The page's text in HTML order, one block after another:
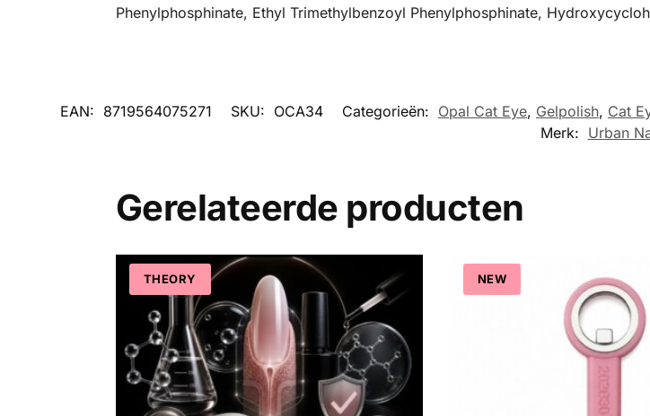
Phenylphosphinate, Ethyl Trimethylbenzoyl Phenylphosphinate,
EAN: 8719564075271 SKU: OCA34 Categorieën: Opal Cat Eye, Gelpolish, Cat
Merk: Urban
Gerelateerde producten
THEORY NEW